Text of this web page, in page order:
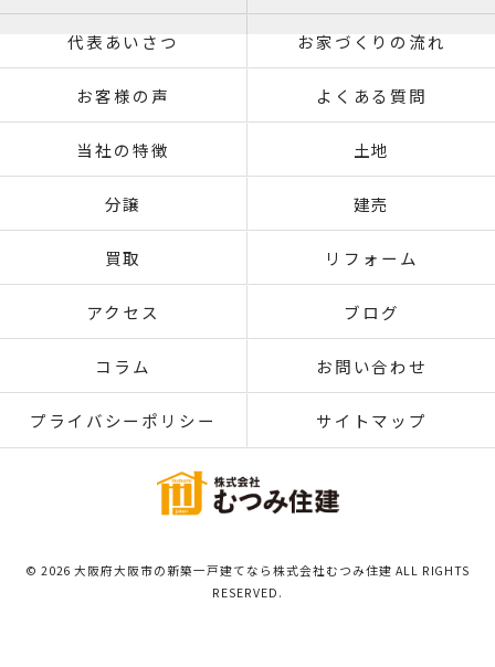
代表あいさつ お家づくりの流れ
お客様の声 よくある質問
当社の特徴 土地
分譲 建売
買取 リフォーム
アクセス ブログ
コラム お問い合わせ
プライバシーポリシー サイトマップ
© 2026 大阪府大阪市の新築一戸建てなら株式会社むつみ住建 ALL RIGHTS
RESERVED.